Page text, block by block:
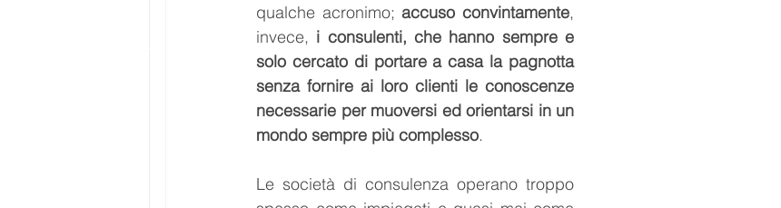
qualche acronimo; accuso convintamente,
invece, i consulenti, che hanno sempre e
solo cercato di portare a casa la pagnotta
senza fornire ai loro clienti le conoscenze
necessarie per muoversi ed orientarsi in un
mondo sempre più complesso.
Le società di consulenza operano troppo